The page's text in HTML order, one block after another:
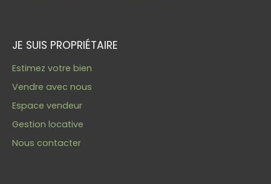
JE SUIS PROPRIÉTAIRE
Estimez votre bien
Vendre avec nous
Espace vendeur
Gestion locative
Nous contacter